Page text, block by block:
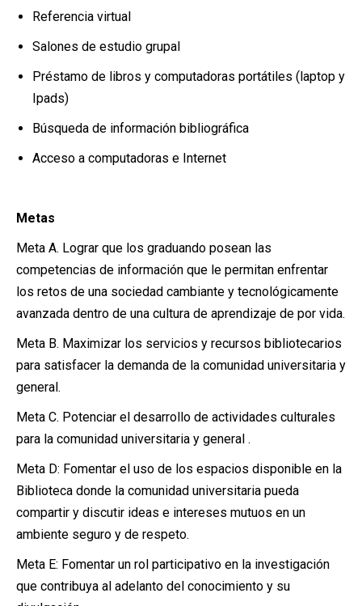
Referencia virtual
Salones de estudio grupal
Préstamo de libros y computadoras portátiles (laptop y
Ipads)
Búsqueda de información bibliográfica
Acceso a computadoras e Internet
Metas
Meta A. Lograr que los graduando posean las
competencias de información que le permitan enfrentar
los retos de una sociedad cambiante y tecnológicamente
avanzada dentro de una cultura de aprendizaje de por vida.
Meta B. Maximizar los servicios y recursos bibliotecarios
para satisfacer la demanda de la comunidad universitaria y
general.
Meta C. Potenciar el desarrollo de actividades culturales
para la comunidad universitaria y general .
Meta D: Fomentar el uso de los espacios disponible en la
Biblioteca donde la comunidad universitaria pueda
compartir y discutir ideas e intereses mutuos en un
ambiente seguro y de respeto.
Meta E: Fomentar un rol participativo en la investigación
que contribuya al adelanto del conocimiento y su